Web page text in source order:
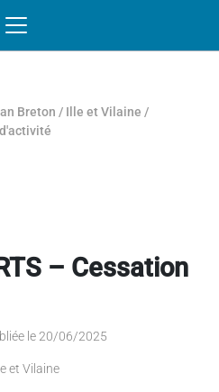
Breton / Ille et Vilaine /
– Cessation
le 20/06/2025
et Vilaine